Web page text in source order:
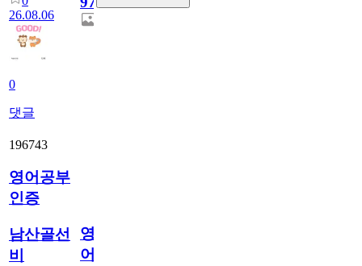
26.08.06
0
댓글
196743
영어공부
인증
남산골선
비
영
어